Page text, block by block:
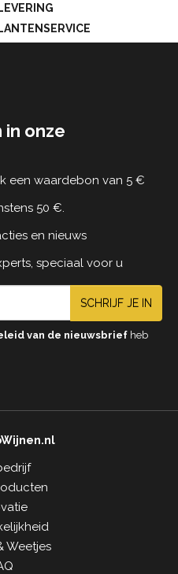
onze
een waardebon van 5 €
50 €.
en nieuws
speciaal voor u
SCHRIJF JE IN
van de nieuwsbrief heb
Weetjes